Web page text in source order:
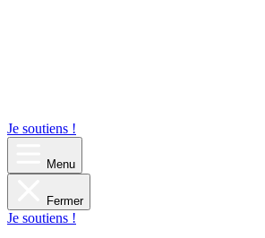
Je soutiens !
Menu
Fermer
Je soutiens !